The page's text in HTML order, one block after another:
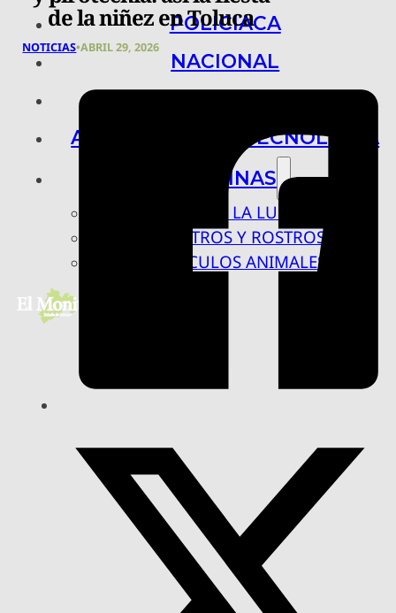
POLICIACA
NACIONAL
ARTE, CIENCIA Y TECNOLOGÍA
COLUMNAS
BAJO LA LUPA
RASTROS Y ROSTROS
VÍNCULOS ANIMALES
de la niñez en Toluca
NOTICIAS•ABRIL 29, 2026